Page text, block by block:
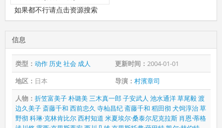
如果都不行请点击资源搜索
信息
类型： 动作 历史 社会 成人 更新时间： 2004-01-01
地区： 日本 导演： 村濱章司
人物： 折笠富美子朴璐美三木真一郎 子安武人 池水通洋草尾毅渡
边久美子斎藤千和 西前忠久 寺杣昌纪斋藤千和 稻田彻 犬饲淳治草
野彻 科琳·克林肯比尔西村知道 米夏埃尔·桑泰尔尼克拉斯 肖恩·蒂格